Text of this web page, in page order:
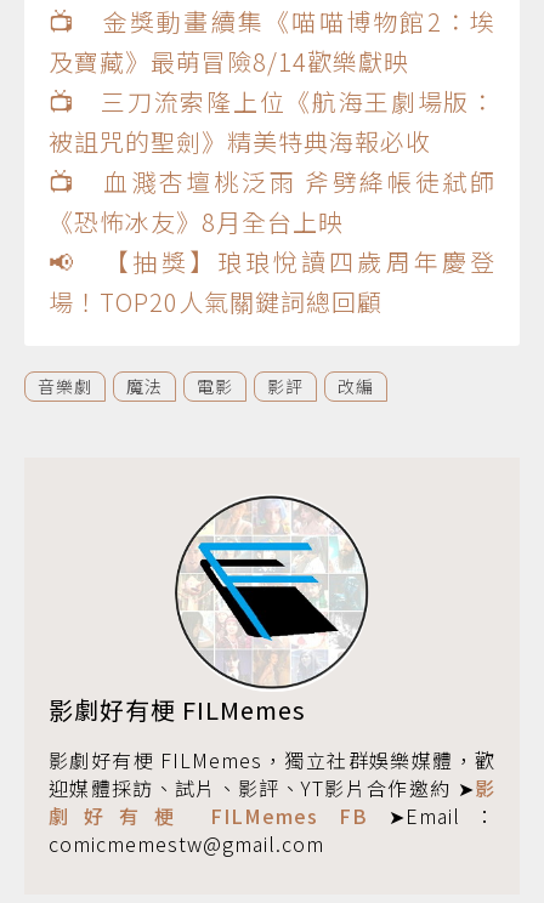
📺 金獎動畫續集《喵喵博物館2：埃
及寶藏》最萌冒險8/14歡樂獻映
📺 三刀流索隆上位《航海王劇場版：
被詛咒的聖劍》精美特典海報必收
📺 血濺杏壇桃泛雨 斧劈絳帳徒弒師
《恐怖冰友》8月全台上映
📢 【抽獎】琅琅悅讀四歲周年慶登
場！TOP20人氣關鍵詞總回顧
音樂劇 魔法 電影 影評 改編
影劇好有梗 FILMemes
影劇好有梗 FILMemes，獨立社群娛樂媒體，歡
迎媒體採訪、試片、影評、YT影片合作邀約 ➤影
劇好有梗 FILMemes FB ➤Email：
comicmemestw@gmail.com